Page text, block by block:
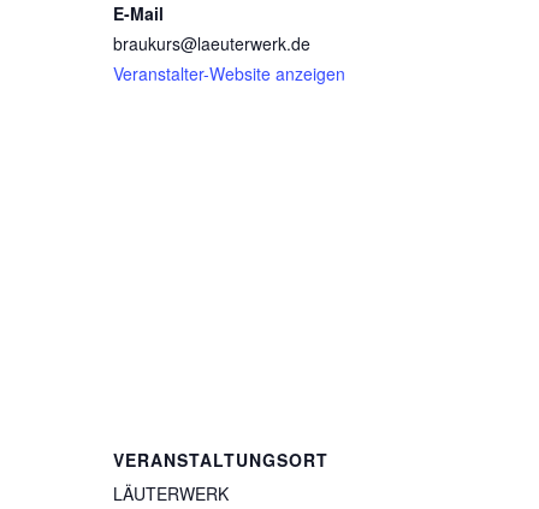
E-Mail
braukurs@laeuterwerk.de
Veranstalter-Website anzeigen
VERANSTALTUNGSORT
LÄUTERWERK